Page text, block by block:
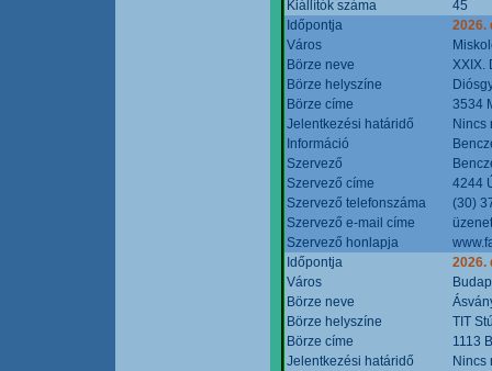
Kiállítók száma
45
Időpontja
2026.
Város
Börze neve
XXIX.
Börze helyszíne
Börze címe
3534
Jelentkezési határidő
Nincs
Információ
Szervező
Szervező címe
4244
Szervező telefonszáma
(30)
Szervező e-mail címe
Szervező honlapja
Időpontja
2026.
Város
Börze neve
Börze helyszíne
TIT
Börze címe
1113
Jelentkezési határidő
Nincs